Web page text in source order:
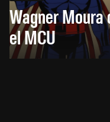
Wagner Moura
el MCU